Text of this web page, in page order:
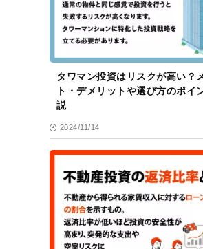
タワマン投資はリスクが高い？
ト・デメリットや選び方のポイ
説
2024/11/14